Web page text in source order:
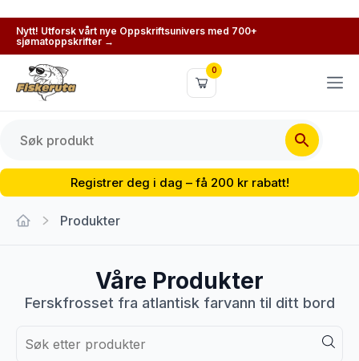
Nytt! Utforsk vårt nye Oppskriftsunivers med 700+
sjømatoppskrifter →
0
Registrer deg i dag – få 200 kr rabatt!
Produkter
Våre Produkter
Ferskfrosset fra atlantisk farvann til ditt bord